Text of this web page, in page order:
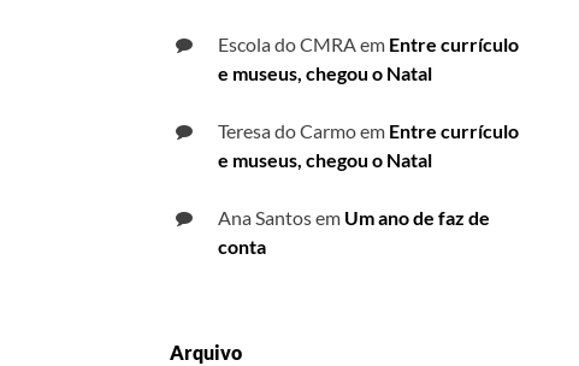
Escola do CMRAem Entre currículo
e museus, chegou o Natal
Teresa do Carmoem Entre currículo
e museus, chegou o Natal
Ana Santosem Um ano de faz de
conta
Arquivo